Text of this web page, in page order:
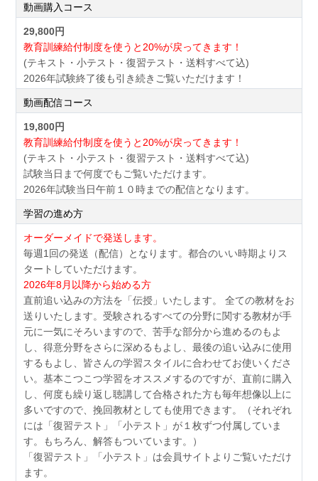
動画購入コース
29,800円
教育訓練給付制度を使うと20%が戻ってきます！
(テキスト・小テスト・復習テスト・送料すべて込)
2026年試験終了後も引き続きご覧いただけます！
動画配信コース
19,800円
教育訓練給付制度を使うと20%が戻ってきます！
(テキスト・小テスト・復習テスト・送料すべて込)
試験当日まで何度でもご覧いただけます。
2026年試験当日午前１０時までの配信となります。
学習の進め方
オーダーメイドで発送します。
毎週1回の発送（配信）となります。都合のいい時期よりス
タートしていただけます。
2026年8月以降から始める方
直前追い込みの方法を「伝授」いたします。 全ての教材をお
送りいたします。受験されるすべての分野に関する教材が手
元に一気にそろいますので、苦手な部分から進めるのもよ
し、得意分野をさらに深めるもよし、最後の追い込みに使用
するもよし、皆さんの学習スタイルに合わせてお使いくださ
い。基本こつこつ学習をオススメするのですが、直前に購入
し、何度も繰り返し聴講して合格された方も毎年想像以上に
多いですので、挽回教材としても使用できます。（それぞれ
には「復習テスト」「小テスト」が１枚ずつ付属していま
す。もちろん、解答もついています。）
「復習テスト」「小テスト」は会員サイトよりご覧いただけ
ます。